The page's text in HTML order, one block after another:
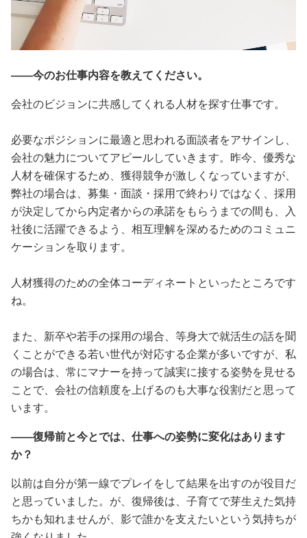
――今のお仕事内容を教えてください。
会社のビジョンに共感してくれる人材を探す仕事です。
必要なポジションに最適と思われる面談者をアサインし、
会社の魅力についてアピールしていきます。昨今、優秀な
人材を確保するため、獲得競争が激しくなっていますが、
弊社の場合は、募集・面談・採用で終わりではなく、採用
が決定してから内定者からの承諾をもらうまでの間も、入
社後に活躍できるよう、相互理解を深めるためのコミュニ
ケーションを取ります。
人材獲得のための全体コーディネートといったところです
ね。
また、新卒や若手の採用の場合、等身大で就活生の話を聞
くことができる若い世代が対応する企業が多いですが、私
の場合は、常にマナーを持って誠実に接する姿勢を見せる
ことで、会社の信頼度を上げるのも大事な役割だと思って
います。
――復帰前と今とでは、仕事への姿勢に変化はあります
か？
以前は自分が第一線でプレイをして結果を出すのが役目だ
と思っていました。が、復帰後は、子育てで芽生えた気持
ちかも知れませんが、影で誰かを支えたいという気持ちが